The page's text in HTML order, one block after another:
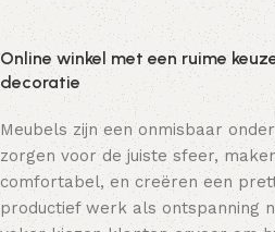
Online winkel met een ruime
decoratie
Meubels zijn een onmisbaar
zorgen voor de juiste sfeer,
comfortabel, en creëren een
productief werk als ontspanning